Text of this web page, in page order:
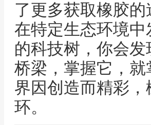
了更多获取橡胶
在特定生态环境
的科技树，你会
桥梁，掌握它，
界因创造而精彩
环。